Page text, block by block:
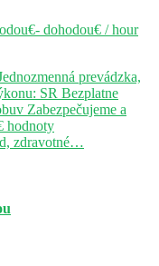
dohodou€ / hour
prevádzka,
SR Bezplatne
Zabezpečujeme a
hodnoty
zdravotné…